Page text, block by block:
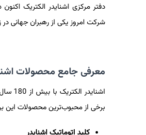
دفتر مرکزی اشنایدر الکتریک
شرکت امروز یکی از رهبران جهانی
معرفی جامع محصولات
برخی از محبوب‌ترین محصولات این
کلید اتوماتیک اشنایدر